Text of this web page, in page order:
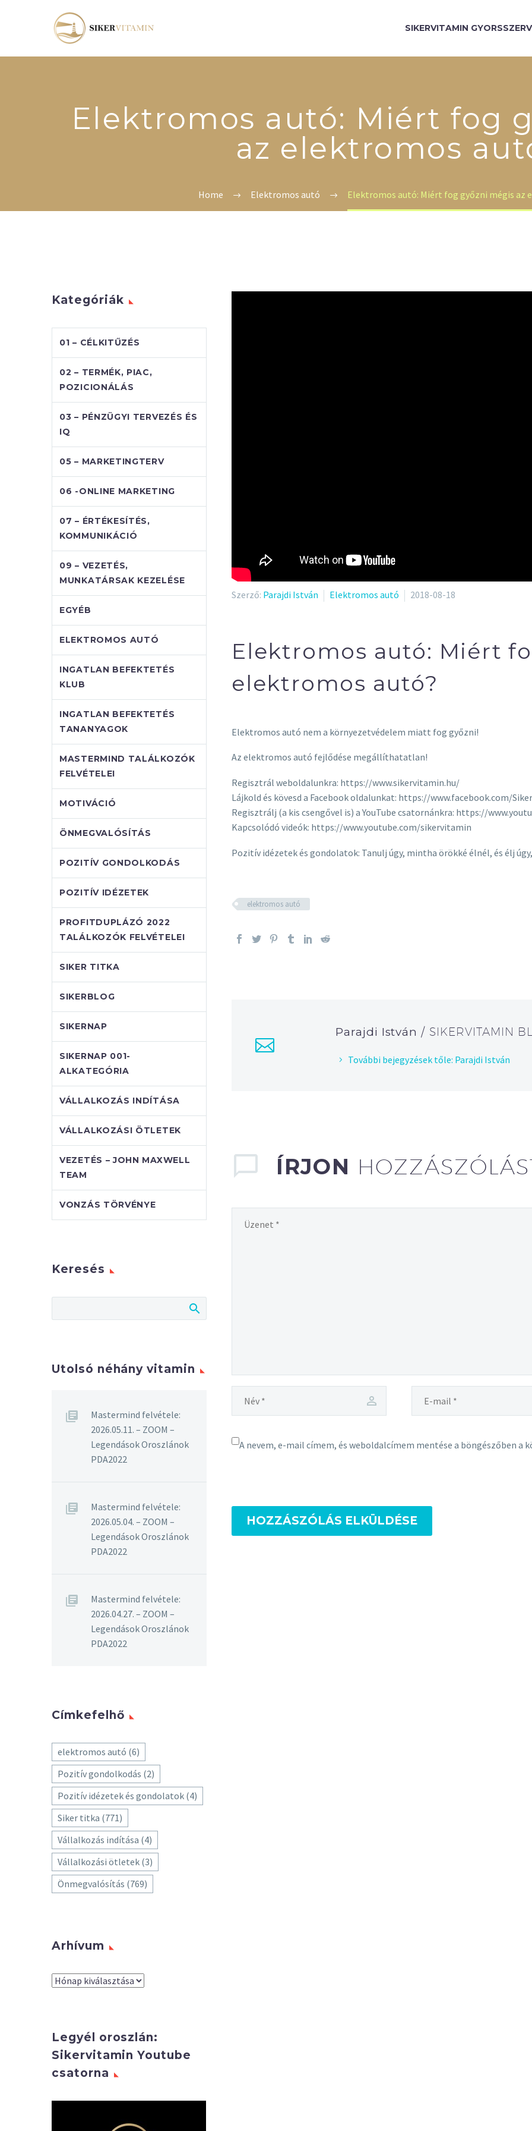
SIKERVITAMIN
Elektromos autó: Miért fog
az elektromos
Home Elektromos autó Elektromos autó: Miért fog győzni mégis az
Szerző: Parajdi István Elektromos autó 2018-08-18
Elektromos autó: Miért
elektromos autó?
Elektromos autó nem a környezetvédelem miatt fog győzni!
Az elektromos autó fejlődése megállíthatatlan!
Regisztrál weboldalunkra: https://www.sikervitamin.hu/
Lájkold és kövesd a Facebook oldalunkat: https://www.facebook.com/
Regisztrálj (a kis csengővel is) a YouTube csatornánkra: https://
Kapcsolódó videók: https://www.youtube.com/sikervitamin
Pozitív idézetek és gondolatok: Tanulj úgy, mintha örökké élnél, és élj
elektromos autó
Parajdi István/ SIKERVITAMIN
További bejegyzések tőle: Parajdi István
ÍRJON
A nevem, e-mail címem, és weboldalcímem mentése a böngészőben a
HOZZÁSZÓLÁS ELKÜLDÉSE
Kategóriák
01 – CÉLKITŰZÉS
02 – TERMÉK, PIAC,
POZICIONÁLÁS
03 – PÉNZÜGYI TERVEZÉS ÉS
IQ
05 – MARKETINGTERV
06 -ONLINE MARKETING
07 – ÉRTÉKESÍTÉS,
KOMMUNIKÁCIÓ
09 – VEZETÉS,
MUNKATÁRSAK KEZELÉSE
EGYÉB
ELEKTROMOS AUTÓ
INGATLAN BEFEKTETÉS
KLUB
INGATLAN BEFEKTETÉS
TANANYAGOK
MASTERMIND TALÁLKOZÓK
FELVÉTELEI
MOTIVÁCIÓ
ÖNMEGVALÓSÍTÁS
POZITÍV GONDOLKODÁS
POZITÍV IDÉZETEK
PROFITDUPLÁZÓ 2022
TALÁLKOZÓK FELVÉTELEI
SIKER TITKA
SIKERBLOG
SIKERNAP
SIKERNAP 001-
ALKATEGÓRIA
VÁLLALKOZÁS INDÍTÁSA
VÁLLALKOZÁSI ÖTLETEK
VEZETÉS – JOHN MAXWELL
TEAM
VONZÁS TÖRVÉNYE
Keresés
Utolsó néhány vitamin
Mastermind felvétele:
2026.05.11. – ZOOM –
Legendások Oroszlánok
PDA2022
Mastermind felvétele:
2026.05.04. – ZOOM –
Legendások Oroszlánok
PDA2022
Mastermind felvétele:
2026.04.27. – ZOOM –
Legendások Oroszlánok
PDA2022
Címkefelhő
elektromos autó (6)
Pozitív gondolkodás (2)
Pozitív idézetek és gondolatok (4)
Siker titka (771)
Vállalkozás indítása (4)
Vállalkozási ötletek (3)
Önmegvalósítás (769)
Arhívum
Arhívum
Legyél oroszlán:
Sikervitamin Youtube
csatorna